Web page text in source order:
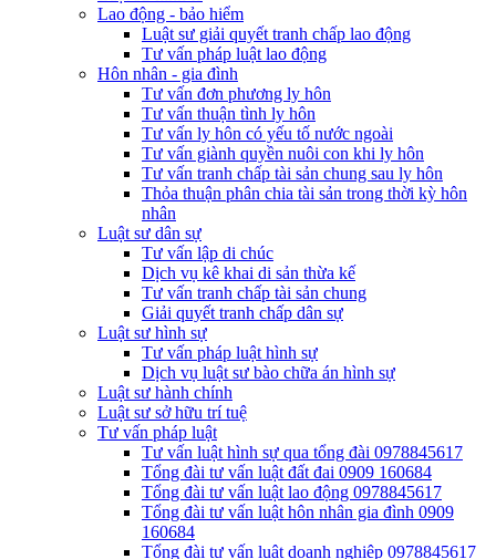
Lao động - bảo hiểm
Luật sư giải quyết tranh chấp lao động
Tư vấn pháp luật lao động
Hôn nhân - gia đình
Tư vấn đơn phương ly hôn
Tư vấn thuận tình ly hôn
Tư vấn ly hôn có yếu tố nước ngoài
Tư vấn giành quyền nuôi con khi ly hôn
Tư vấn tranh chấp tài sản chung sau ly hôn
Thỏa thuận phân chia tài sản trong thời kỳ hôn
nhân
Luật sư dân sự
Tư vấn lập di chúc
Dịch vụ kê khai di sản thừa kế
Tư vấn tranh chấp tài sản chung
Giải quyết tranh chấp dân sự
Luật sư hình sự
Tư vấn pháp luật hình sự
Dịch vụ luật sư bào chữa án hình sự
Luật sư hành chính
Luật sư sở hữu trí tuệ
Tư vấn pháp luật
Tư vấn luật hình sự qua tổng đài 0978845617
Tổng đài tư vấn luật đất đai 0909 160684
Tổng đài tư vấn luật lao động 0978845617
Tổng đài tư vấn luật hôn nhân gia đình 0909
160684
Tổng đài tư vấn luật doanh nghiệp 0978845617